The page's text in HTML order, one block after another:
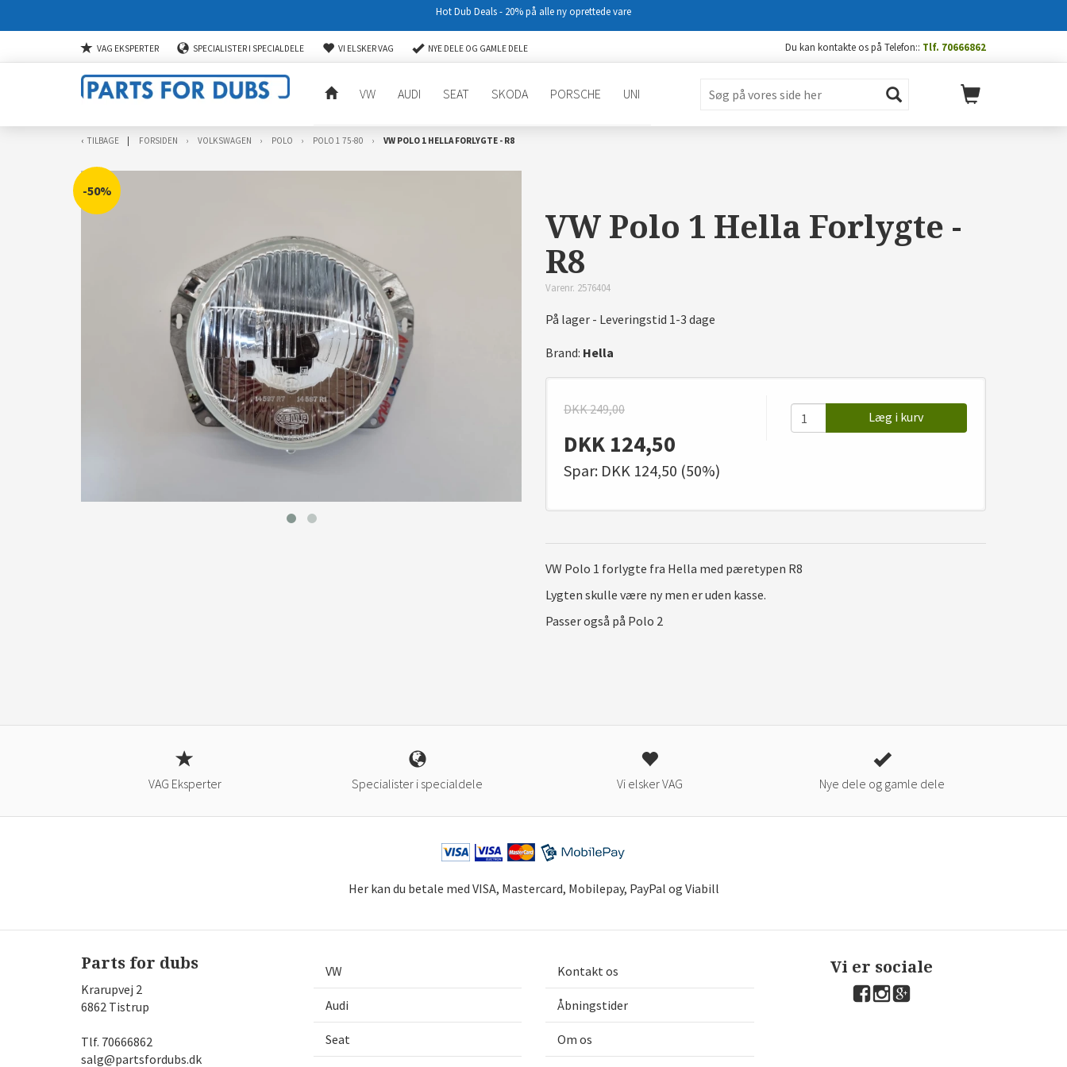
VAG EKSPERTER SPECIALISTER I SPECIALDELE VI ELSKER VAG NYE DELE OG GAMLE DELE Du kan kontakte os på Telefon:: Tlf. 70666862
VW AUDI SEAT SKODA PORSCHE UNI
TILBAGE FORSIDEN VOLKSWAGEN POLO POLO 1 75-80 VW POLO 1 HELLA FORLYGTE - R8
-50%
VW Polo 1 Hella Forlygte -
R8
Varenr. 2576404
På lager - Leveringstid 1-3 dage
Brand: Hella
DKK249,00
DKK 124,50
Spar: DKK 124,50 (50%)
Læg i kurv
VW Polo 1 forlygte fra Hella med pæretypen R8
Lygten skulle være ny men er uden kasse.
Passer også på Polo 2
VAG Eksperter Specialister i specialdele Vi elsker VAG Nye dele og gamle dele
Her kan du betale med VISA, Mastercard, Mobilepay, PayPal og Viabill
Parts for dubs
Krarupvej 2
6862 Tistrup
Tlf. 70666862
salg@partsfordubs.dk
VW
Audi
Seat
Kontakt os
Åbningstider
Om os
Vi er sociale
Hot Dub Deals - 20% på alle ny oprettede vare
Få eksklusive tilbud og nyheder i din
VAG-tips. Vi dækker VW, Audi, Skoda, SEAT og Porsche — og sender kun,